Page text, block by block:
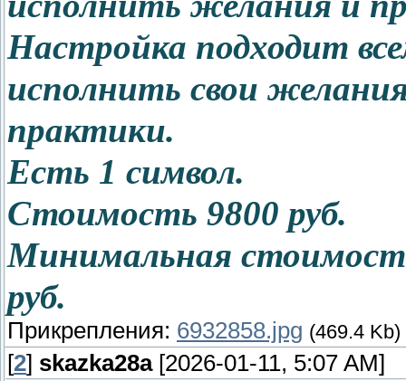
Настройка подходит
исполнить свои
практики.
Есть 1 символ.
Стоимость 9800 руб.
Минимальная
руб.
Прикрепления: 6932858.jpg (469.4 Kb)
[2] skazka28a[2026-01-11, 5:07 AM]